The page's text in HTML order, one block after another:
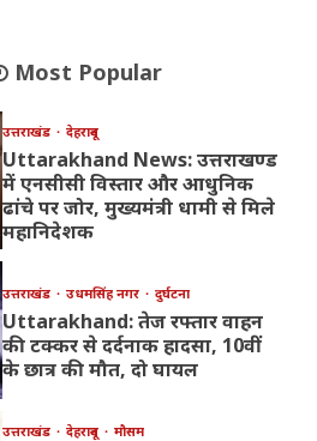
Most Popular
उत्तराखंड देहरादून
Uttarakhand News: उत्तराखण्ड
में एनसीसी विस्तार और आधुनिक
ढांचे पर जोर, मुख्यमंत्री धामी से मिले
महानिदेशक
उत्तराखंड उधमसिंह नगर दुर्घटना
Uttarakhand: तेज रफ्तार वाहन
की टक्कर से दर्दनाक हादसा, 10वीं
के छात्र की मौत, दो घायल
उत्तराखंड देहरादून मौसम